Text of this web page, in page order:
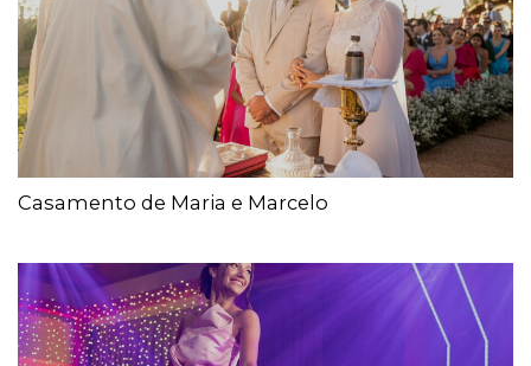
Casamento de Maria e Marcelo